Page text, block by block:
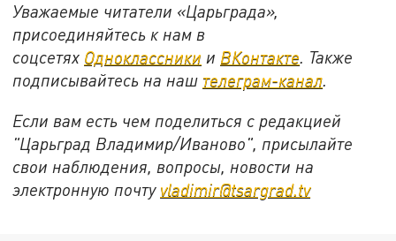
Уважаемые читатели «Царьграда»,
присоединяйтесь к нам в
соцсетях Одноклассники и ВКонтакте. Также
подписывайтесь на наш телеграм-канал.
Если вам есть чем поделиться с редакцией
"Царьград Владимир/Иваново", присылайте
свои наблюдения, вопросы, новости на
электронную почту vladimir@tsargrad.tv